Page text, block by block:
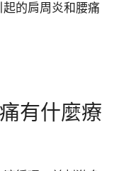
的肩周炎和腰痛
有什麼療